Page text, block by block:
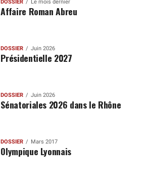
DOSSIER Le mois dernier
Affaire Roman Abreu
DOSSIER Juin 2026
Présidentielle 2027
DOSSIER Juin 2026
Sénatoriales 2026 dans le Rhône
DOSSIER Mars 2017
Olympique Lyonnais